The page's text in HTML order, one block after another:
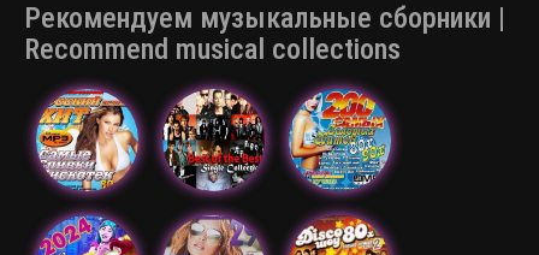
Рекомендуем музыкальные сборники |
Recommend musical collections